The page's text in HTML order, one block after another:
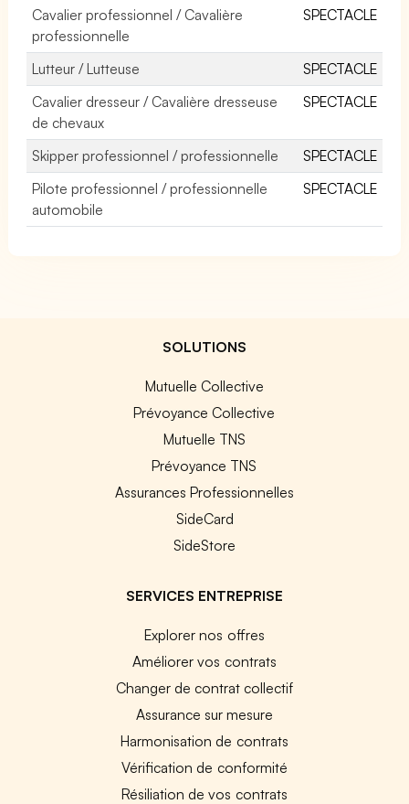
Cavalier professionnel / Cavalière
professionnelle
SPECTACLE
Lutteur / Lutteuse
SPECTACLE
Cavalier dresseur / Cavalière dresseuse
de chevaux
SPECTACLE
Skipper professionnel / professionnelle
SPECTACLE
Pilote professionnel / professionnelle
automobile
SPECTACLE
SOLUTIONS
Mutuelle Collective
Prévoyance Collective
Mutuelle TNS
Prévoyance TNS
Assurances Professionnelles
SideCard
SideStore
SERVICES ENTREPRISE
Explorer nos offres
Améliorer vos contrats
Changer de contrat collectif
Assurance sur mesure
Harmonisation de contrats
Vérification de conformité
Résiliation de vos contrats